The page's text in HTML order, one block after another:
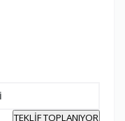
TEKLİF TOPLANIYOR